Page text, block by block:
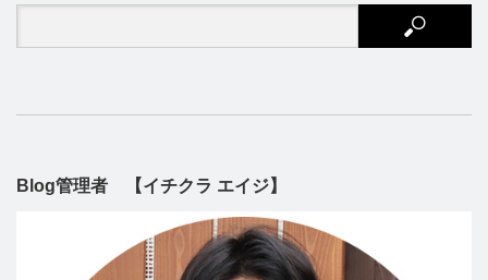
Blog管理者 【イチクラ エイジ】